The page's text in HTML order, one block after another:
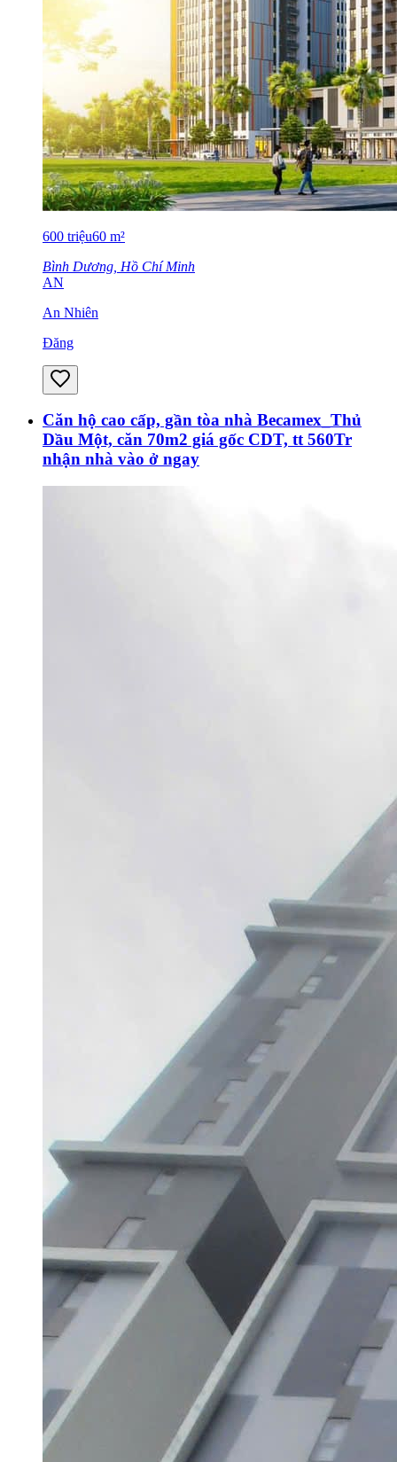
600 triệu60 m²
Bình Dương, Hồ Chí Minh
AN
An Nhiên
Đăng
Căn hộ cao cấp, gần tòa nhà Becamex_Thủ
Dầu Một, căn 70m2 giá gốc CDT, tt 560Tr
nhận nhà vào ở ngay